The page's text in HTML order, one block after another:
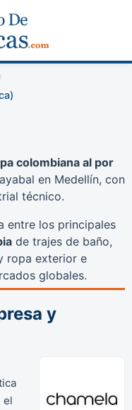
colombiana al por
en Medellín, con
técnico.
entre los principales
de trajes de baño,
ropa exterior e
globales.
y
el